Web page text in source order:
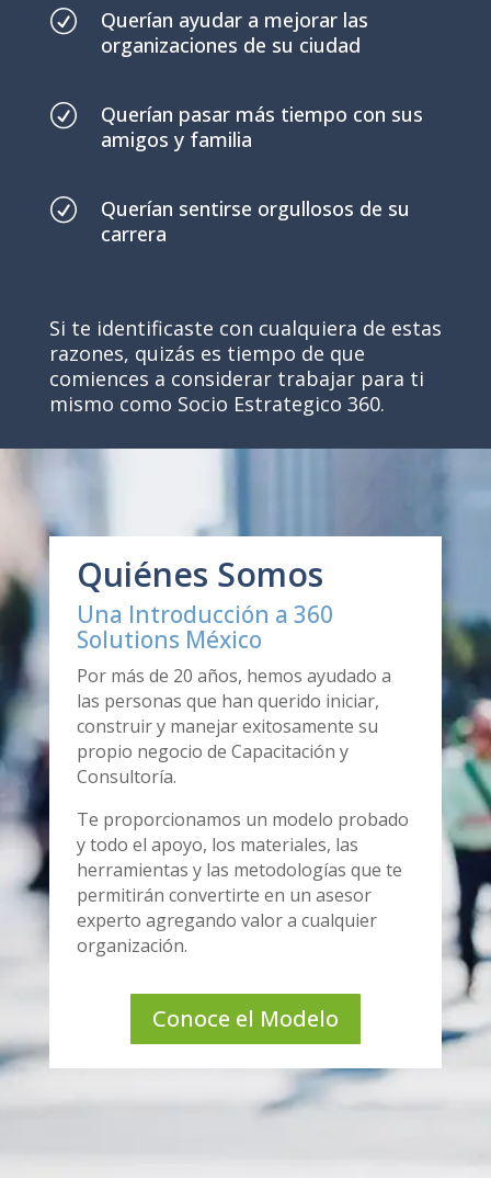
R
Querían ayudar a mejorar las
organizaciones de su ciudad
R
Querían pasar más tiempo con sus
amigos y familia
R
Querían sentirse orgullosos de su
carrera
Si te identificaste con cualquiera de estas
razones, quizás es tiempo de que
comiences a considerar trabajar para ti
mismo como Socio Estrategico 360.
Quiénes Somos
Una Introducción a 360
Solutions México
Por más de 20 años, hemos ayudado a
las personas que han querido iniciar,
construir y manejar exitosamente su
propio negocio de Capacitación y
Consultoría.
Te proporcionamos un modelo probado
y todo el apoyo, los materiales, las
herramientas y las metodologías que te
permitirán convertirte en un asesor
experto agregando valor a cualquier
organización.
Conoce el Modelo